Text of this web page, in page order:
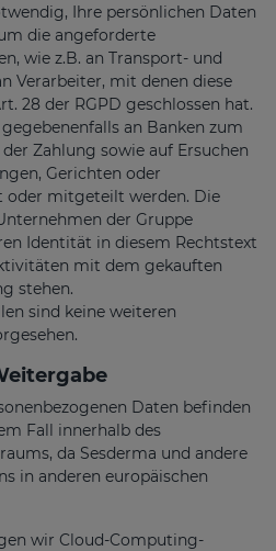
Ihre persönlichen Daten
die angeforderte
wie z.B. an Transport- und
Verarbeiter, mit denen diese
28 der RGPD geschlossen hat.
an Banken zum
Zahlung sowie auf Ersuchen
Gerichten oder
mitgeteilt werden. Die
der Gruppe
Identität in diesem Rechtstext
mit dem gekauften
stehen.
sind keine weiteren
Daten befinden
Fall innerhalb des
da Sesderma und andere
in anderen europäischen
wir Cloud-Computing-